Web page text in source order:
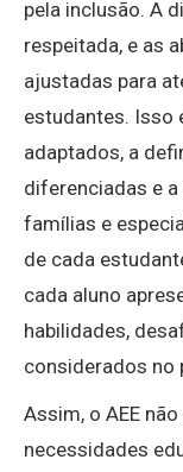
pela inclusão. A
respeitada, e as
ajustadas para
estudantes. Isso
adaptados, a
diferenciadas e
famílias e
de cada
cada aluno
habilidades,
considerados no
Assim, o AEE
necessidades